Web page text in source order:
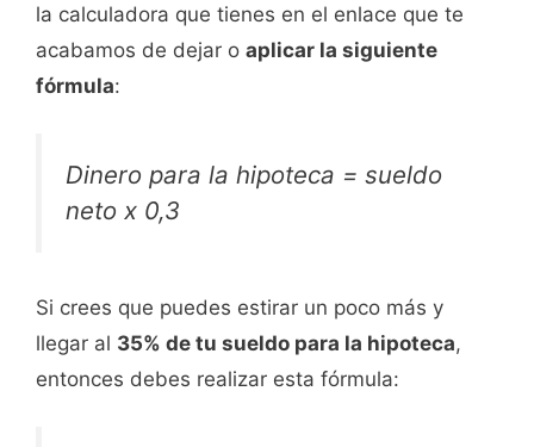
la calculadora que tienes en el enlace que te
acabamos de dejar o aplicar la siguiente
fórmula:
Dinero para la hipoteca = sueldo
neto x 0,3
Si crees que puedes estirar un poco más y
llegar al 35% de tu sueldo para la hipoteca,
entonces debes realizar esta fórmula: